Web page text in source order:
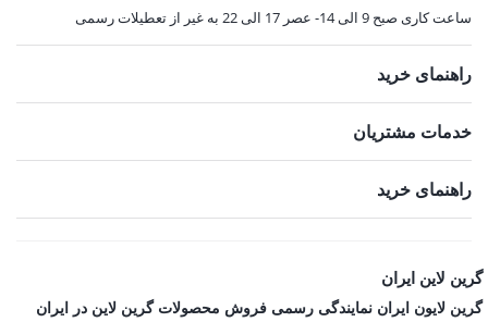
ساعت کاری صبح 9 الی 14- عصر 17 الی 22 به غیر از تعطیلات رسمی
راهنمای خرید
خدمات مشتریان
راهنمای خرید
گرین لاین ایران
گرین لایون ایران نمایندگی رسمی فروش محصولات گرین لاین در ایران